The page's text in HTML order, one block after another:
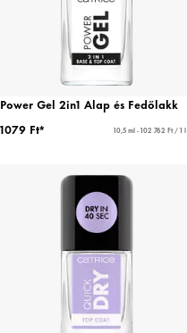
Power Gel 2in1 Alap és Fedőlakk
1079 Ft*
10,5 ml - 102 762 Ft / 1 l